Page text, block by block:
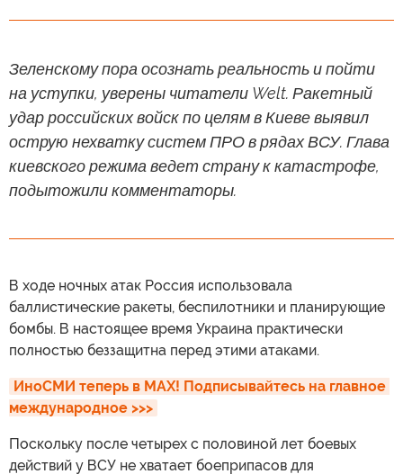
Зеленскому пора осознать реальность и пойти
на уступки, уверены читатели Welt. Ракетный
удар российских войск по целям в Киеве выявил
острую нехватку систем ПРО в рядах ВСУ. Глава
киевского режима ведет страну к катастрофе,
подытожили комментаторы.
В ходе ночных атак Россия использовала
баллистические ракеты, беспилотники и планирующие
бомбы. В настоящее время Украина практически
полностью беззащитна перед этими атаками.
ИноСМИ теперь в MAX! Подписывайтесь на главное
международное >>>
Поскольку после четырех с половиной лет боевых
действий у ВСУ не хватает боеприпасов для